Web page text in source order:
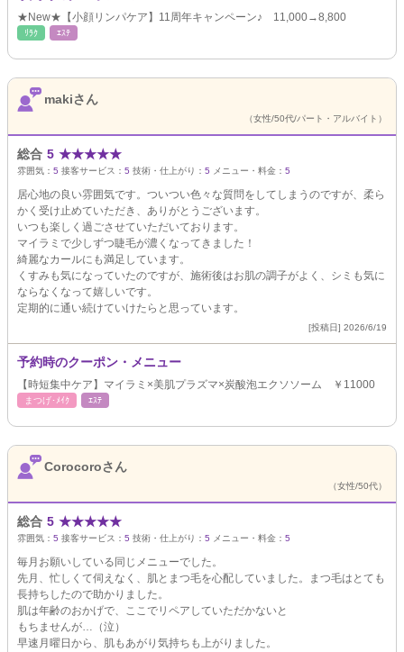
★New★【小顔リンパケア】11周年キャンペーン♪ 11,000→8,800
ﾘﾗｸ ｴｽﾃ
makiさん
（女性/50代/パート・アルバイト）
総合 5 ★★★★★
雰囲気： 5 接客サービス： 5 技術・仕上がり： 5 メニュー・料金： 5
居心地の良い雰囲気です。ついつい色々な質問をしてしまうのですが、柔ら
かく受け止めていただき、ありがとうございます。
いつも楽しく過ごさせていただいております。
マイラミで少しずつ睫毛が濃くなってきました！
綺麗なカールにも満足しています。
くすみも気になっていたのですが、施術後はお肌の調子がよく、シミも気に
ならなくなって嬉しいです。
定期的に通い続けていけたらと思っています。
[投稿日] 2026/6/19
予約時のクーポン・メニュー
【時短集中ケア】マイラミ×美肌プラズマ×炭酸泡エクソソーム ￥11000
まつげ･ﾒｲｸ ｴｽﾃ
Corocoroさん
（女性/50代）
総合 5 ★★★★★
雰囲気： 5 接客サービス： 5 技術・仕上がり： 5 メニュー・料金： 5
毎月お願いしている同じメニューでした。
先月、忙しくて伺えなく、肌とまつ毛を心配していました。まつ毛はとても
長持ちしたので助かりました。
肌は年齢のおかげで、ここでリペアしていただかないと
もちませんが…（泣）
早速月曜日から、肌もあがり気持ちも上がりました。